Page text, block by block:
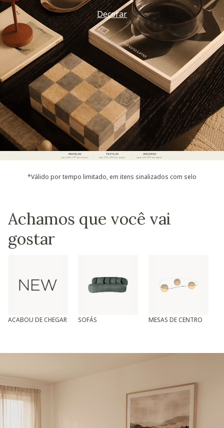
Decorar
*Válido por tempo limitado, em itens sinalizados com selo
Achamos que você vai
gostar
ACABOU DE CHEGAR SOFÁS MESAS DE CENTRO